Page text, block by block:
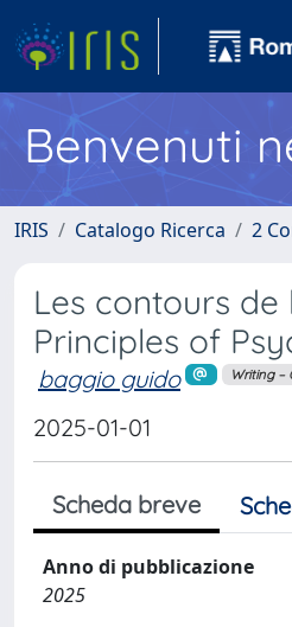
Benvenuti
IRIS Catalogo Ricerca 2
Les contours
Principles of
baggio guido Writing –
2025-01-01
Scheda breve
Anno di pubblicazione
2025